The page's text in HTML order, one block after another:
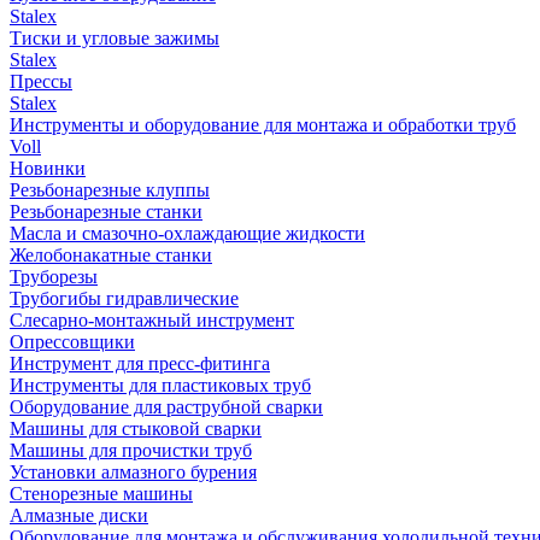
Stalex
Тиски и угловые зажимы
Stalex
Прессы
Stalex
Инструменты и оборудование для монтажа и обработки труб
Voll
Новинки
Резьбонарезные клуппы
Резьбонарезные станки
Масла и смазочно-охлаждающие жидкости
Желобонакатные станки
Труборезы
Трубогибы гидравлические
Слесарно-монтажный инструмент
Опрессовщики
Инструмент для пресс-фитинга
Инструменты для пластиковых труб
Оборудование для раструбной сварки
Машины для стыковой сварки
Машины для прочистки труб
Установки алмазного бурения
Стенорезные машины
Алмазные диски